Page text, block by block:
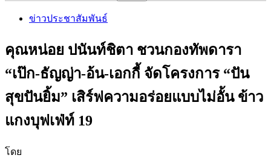
ข่าวประชาสัมพันธ์
คุณหน่อย ปนันท์ชิตา ชวนกองทัพดารา
“เป๊ก-ธัญญ่า-อ้น-เอกกี้ จัดโครงการ “ปัน
สุขปันยิ้ม” เสิร์ฟความอร่อยแบบไม่อั้น ข้าว
แกงบุฟเฟ่ท์ 19
โดย